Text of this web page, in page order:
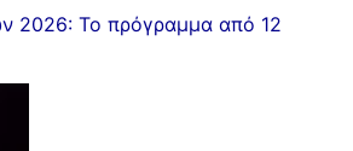
2026: Το πρόγραμμα από 12